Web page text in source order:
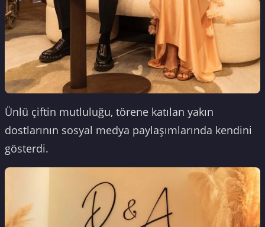
Ünlü çiftin mutluluğu, törene katılan yakın
dostlarının sosyal medya paylaşımlarında kendini
gösterdi.